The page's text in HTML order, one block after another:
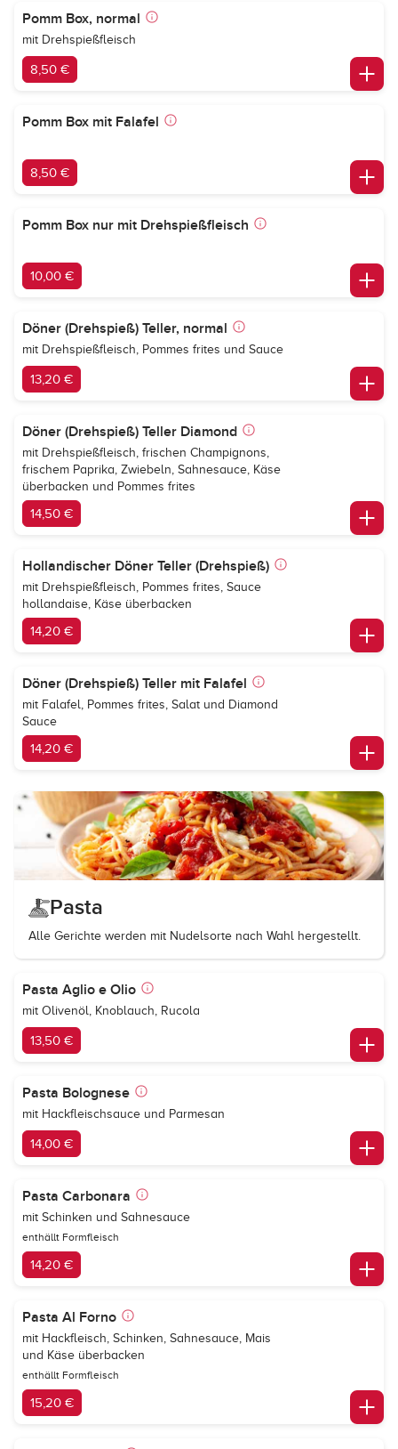
Pomm Box, normal
mit Drehspießfleisch
8,50 €
Pomm Box mit Falafel
8,50 €
Pomm Box nur mit Drehspießfleisch
10,00 €
Döner (Drehspieß) Teller, normal
mit Drehspießfleisch, Pommes frites und Sauce
13,20 €
Döner (Drehspieß) Teller Diamond
mit Drehspießfleisch, frischen Champignons,
frischem Paprika, Zwiebeln, Sahnesauce, Käse
überbacken und Pommes frites
14,50 €
Hollandischer Döner Teller (Drehspieß)
mit Drehspießfleisch, Pommes frites, Sauce
hollandaise, Käse überbacken
14,20 €
Döner (Drehspieß) Teller mit Falafel
mit Falafel, Pommes frites, Salat und Diamond
Sauce
14,20 €
Pasta
Alle Gerichte werden mit Nudelsorte nach Wahl hergestellt.
Pasta Aglio e Olio
mit Olivenöl, Knoblauch, Rucola
13,50 €
Pasta Bolognese
mit Hackfleischsauce und Parmesan
14,00 €
Pasta Carbonara
mit Schinken und Sahnesauce
enthällt Formfleisch
14,20 €
Pasta Al Forno
mit Hackfleisch, Schinken, Sahnesauce, Mais
und Käse überbacken
enthällt Formfleisch
15,20 €